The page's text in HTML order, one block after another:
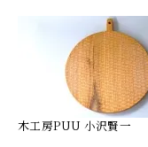
木工房PUU 小沢賢一